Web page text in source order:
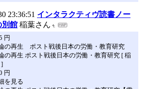
23:36:51 インタラクティヴ読書ノー
別館 稲葉さん
円
の再生 ポスト戦後日本の労働・教育研究
の再生 ポスト戦後日本の労働・教育研究 [ 稲
]
円
を見る